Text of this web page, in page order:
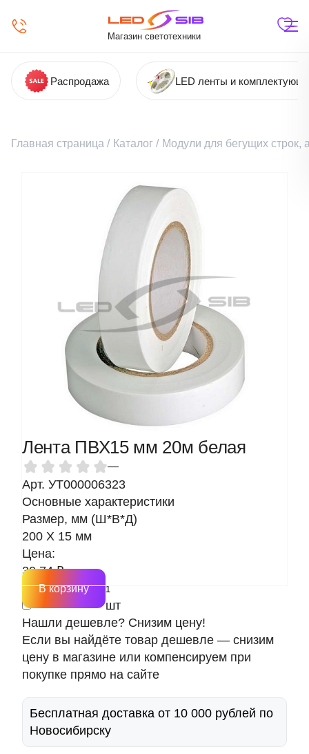
Магазин светотехники
Распродажа LED ленты и
Главная страница / Каталог / Модули для бегущих строк,
Лента ПВХ15 мм 20м белая
—
Арт. УТ000006323
Основные характеристики
Размер, мм (Ш*В*Д)
200 Х 15 мм
Цена:
30.74 ₽
шт
В корзину
Нашли дешевле? Снизим цену!
Если вы найдёте товар дешевле — снизим
цену в магазине или компенсируем при
покупке прямо на сайте
Бесплатная доставка от 10 000 рублей по
Новосибирску